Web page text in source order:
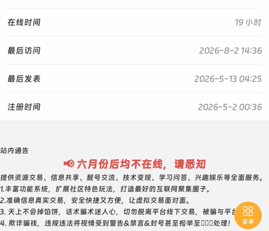
19 小时
在线时间
2026-8-2 14:36
最后访问
2026-5-13 04:25
最后发表
2026-5-2 00:36
注册时间

菜单
站内通告
📢 六月份后均不在线，请悉知
提供资源交易、信息共享、靓号交流、技术变现、学习问答、兴趣娱乐等全面服务。
1.丰富功能系统，扩展社区特色玩法，打造最好的互联网聚集圈子。
2.准确信息真实交易，安全快捷又方便，让虚拟交易面对面。
3. 天上不会掉馅饼，话术骗术迷人心，切勿脱离平台线下交易，被骗与平台无关！
4. 欺诈骗钱，违规违法将视情受到警告&禁言&封号甚至检举至👮🏻‍♀️处理！